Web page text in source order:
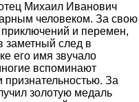
Михаил Иванович
человеком. За свою
и перемен,
заметный след в
его имя звучало
вспоминают
За
золотую медаль